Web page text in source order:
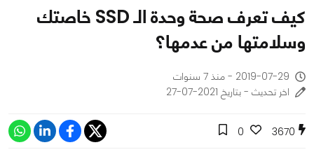
كيف تعرف صحة وحدة الـ SSD خاصتك
وسلامتها من عدمها؟
2019-07-29 - منذ 7 سنوات
اخر تحديث - بتاريخ 2021-07-27
3670
0